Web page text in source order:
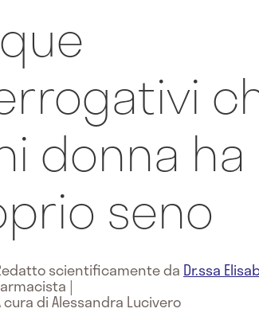
donna ha
seno
scientificamente da Dr.ssa
|
cura di Alessandra Lucivero